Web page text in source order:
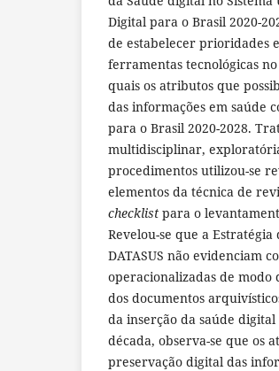
Digital para o Brasil 2020-
de estabelecer prioridades
ferramentas tecnológicas
quais os atributos que
das informações em saúde
para o Brasil 2020-2028.
multidisciplinar,
procedimentos utilizou-se
elementos da técnica de
checklist para o
Revelou-se que a
DATASUS não evidenciam
operacionalizadas de
dos documentos
da inserção da saúde
década, observa-se que os
preservação digital das